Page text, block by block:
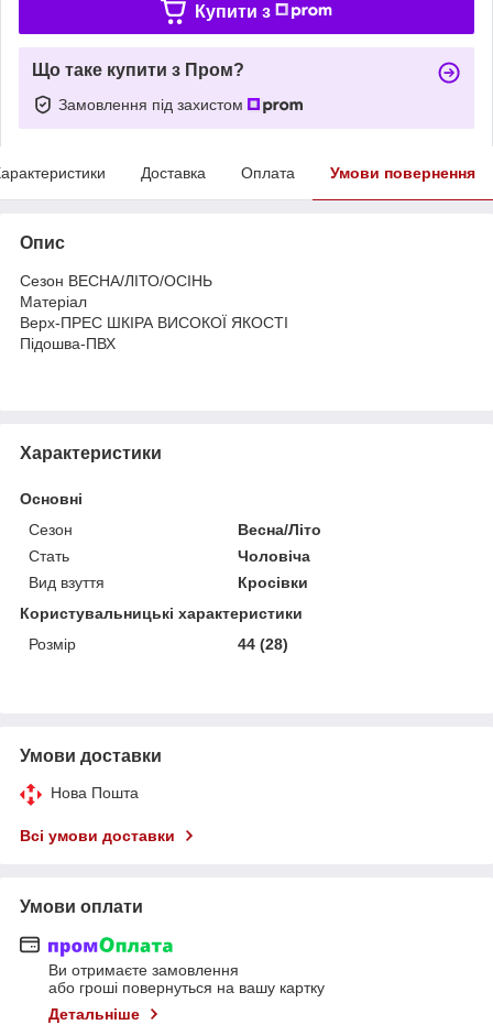
Купити з
Що таке купити з Пром?
Замовлення під захистом
Доставка Оплата Умови повернення
Опис
Сезон ВЕСНА/ЛІТО/ОСІНЬ
Матеріал
Верх-ПРЕС ШКІРА ВИСОКОЇ ЯКОСТІ
Підошва-ПВХ
Характеристики
Основні
Сезон
Весна/Літо
Стать
Чоловіча
Вид взуття
Кросівки
Користувальницькі характеристики
Розмір
44 (28)
Умови доставки
Нова Пошта
Всі умови доставки
Умови оплати
Ви отримаєте замовлення
або гроші повернуться на вашу картку
Детальніше